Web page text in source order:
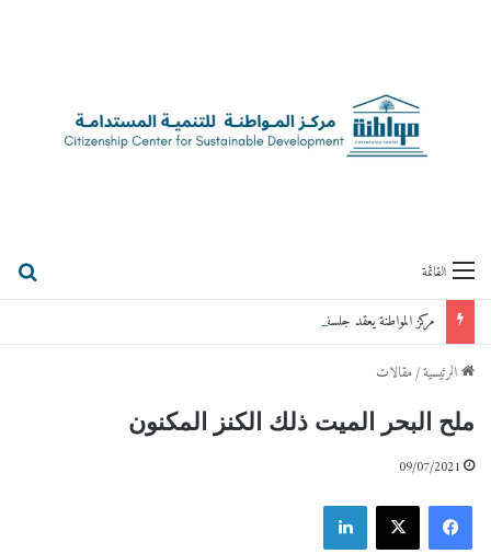
القائمة
مركز المواطنة يعقد جلسة حوارية مع رئيس الوزراء الأردني الأسبق د.عمر الرزاز
الرئيسية/مقالات
ملح البحر الميت ذلك الكنز المكنون
09/07/2021
فيسبوك X لينكدإن